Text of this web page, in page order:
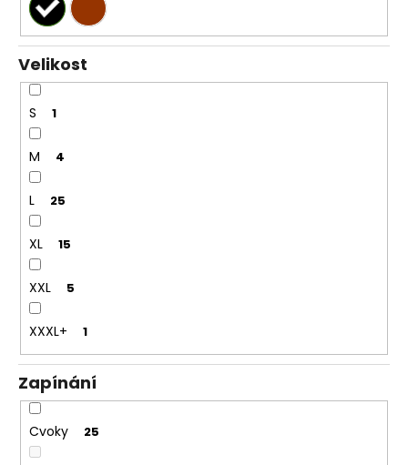
Velikost
S 1
M 4
L 25
XL 15
XXL 5
XXXL+ 1
Zapínání
Cvoky 25